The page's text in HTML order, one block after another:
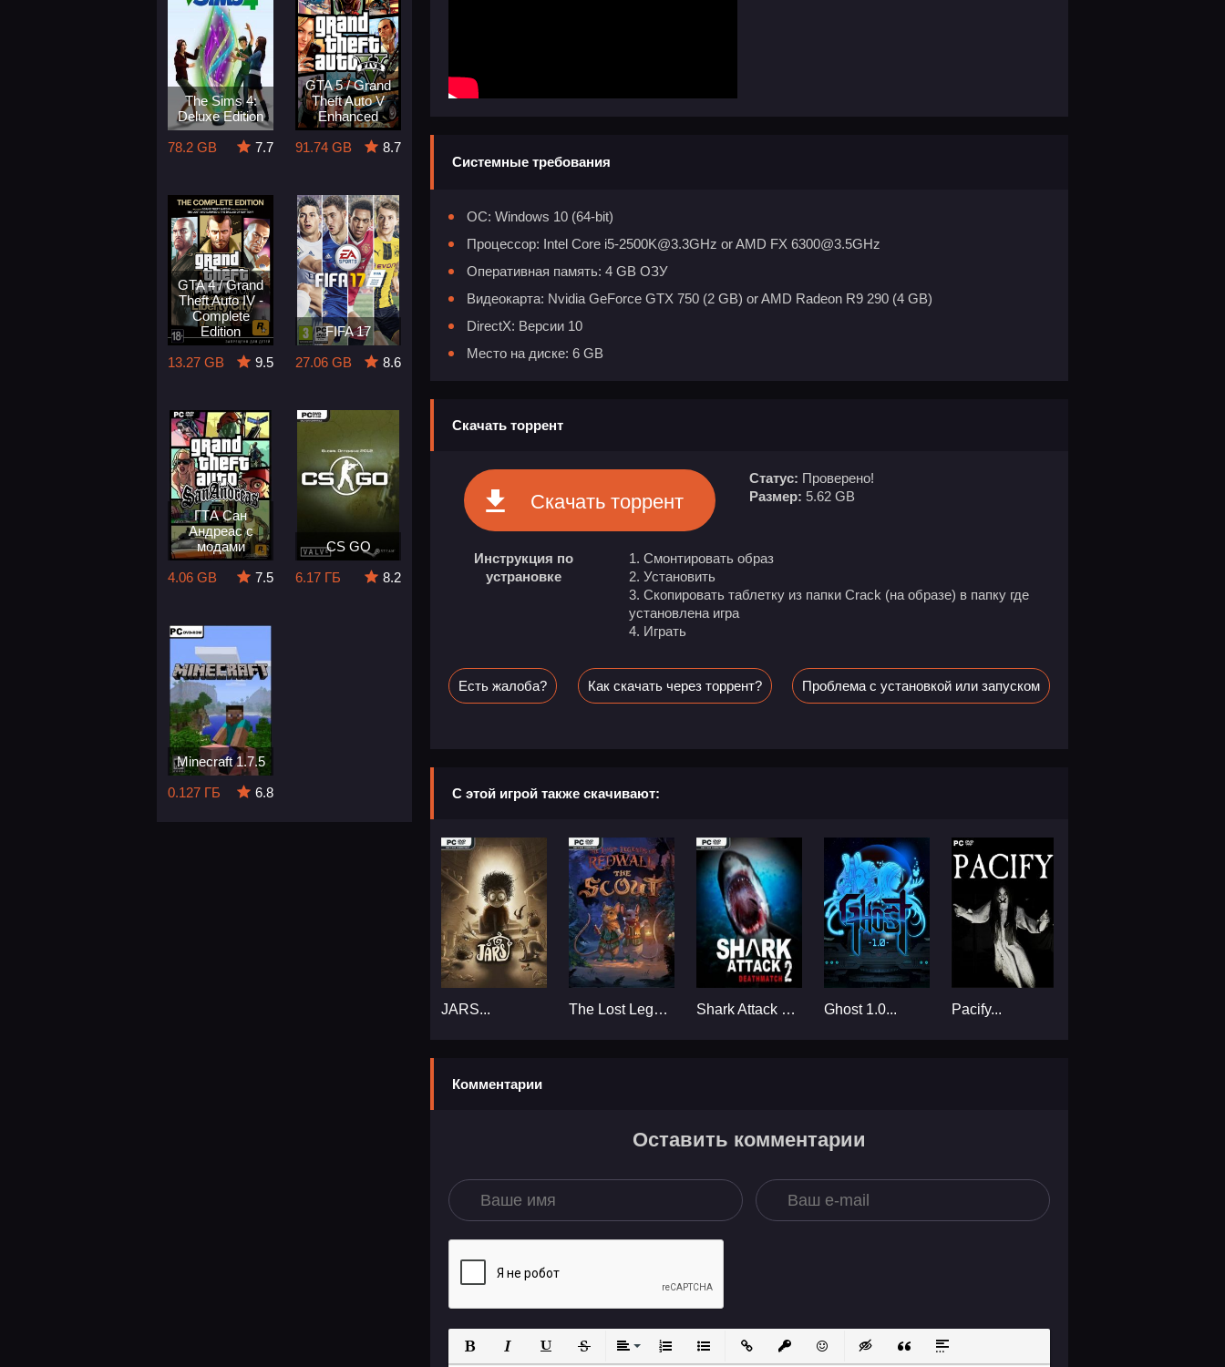
The Sims 4:
Deluxe Edition
78.2 GB
7.7
GTA 5 / Grand
Theft Auto V
Enhanced
91.74 GB
8.7
GTA 4 / Grand
Theft Auto IV -
Complete
Edition
13.27 GB
9.5
FIFA 17
27.06 GB
8.6
ГТА Сан
Андреас с
модами
4.06 GB
7.5
CS GO
6.17 ГБ
8.2
Minecraft 1.7.5
0.127 ГБ
6.8
Системные требования
ОС: Windows 10 (64-bit)
Процессор: Intel Core i5-2500K@3.3GHz or AMD FX 6300@3.5GHz
Оперативная память: 4 GB ОЗУ
Видеокарта: Nvidia GeForce GTX 750 (2 GB) or AMD Radeon R9 290 (4 GB)
DirectX: Версии 10
Место на диске: 6 GB
Скачать торрент
Скачать торрент
Статус: Проверено!
Размер: 5.62 GB
Инструкция по
устрановке
1. Смонтировать образ
2. Установить
3. Скопировать таблетку из папки Crack (на образе) в папку где
установлена игра
4. Играть
Есть жалоба? Как скачать через торрент? Проблема с установкой или запуском
С этой игрой также скачивают:
JARS... The Lost Legends of Redwall: The Scout Act II... Shark Attack Deathmatch 2... Ghost 1.0... Pacify...
Комментарии
Оставить комментарии